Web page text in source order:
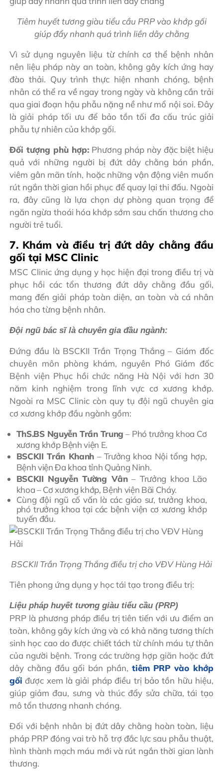
Tiêm huyết tương giàu tiểu cầu PRP vào khớp gối
giúp đẩy nhanh quá trình liền dây chằng
Vì sử dụng nguyên liệu từ chính cơ thể bệnh nhân
nên liệu pháp này an toàn, không gây kích ứng hay
đào thải. Quy trình thực hiện nhanh chóng, bệnh
nhân có thể ra về ngay trong ngày và không cần trải
qua giai đoạn hậu phẫu nặng nề như mổ nội soi. Đây
là giải pháp tối ưu để bảo tồn tối đa cấu trúc giải
phẫu tự nhiên của khớp gối.
Đối tượng phù hợp: Phương pháp này đặc biệt hiệu
quả với những người bị đứt dây chằng bán phần,
viêm gân mãn tính, hoặc những vận động viên muốn
rút ngắn thời gian hồi phục để quay lại thi đấu. Ngoài
ra, đây cũng là lựa chọn dự phòng quan trọng để
ngăn ngừa thoái hóa khớp sớm sau chấn thương cho
người trẻ tuổi.
7. Khám và điều trị đứt dây chằng đầu
gối tại MSC Clinic
MSC Clinic ứng dụng y học hiện đại trong điều trị và
phục hồi các tổn thương đứt dây chằng đầu gối,
mang đến giải pháp toàn diện, an toàn và cá nhân
hóa cho từng bệnh nhân.
Đội ngũ bác sĩ là chuyên gia đầu ngành:
Đứng đầu là BSCKII Trần Trọng Thắng – Giám đốc
chuyên môn phòng khám, nguyên Phó Giám đốc
Bệnh viện Phục hồi chức năng Hà Nội với hơn 30
năm kinh nghiệm trong lĩnh vực cơ xương khớp.
Ngoài ra MSC Clinic còn quy tụ đội ngũ chuyên gia
cơ xương khớp đầu ngành gồm:
ThS.BS Nguyễn Trần Trung – Phó trưởng khoa Cơ
xương khớp Bệnh viện E.
BSCKII Trần Khanh– Trưởng khoa Nội tổng hợp,
Bệnh viện Đa khoa tỉnh Quảng Ninh.
BSCKII Nguyễn Tường Vân– Trưởng khoa Lão
khoa – Cơ xương khớp, Bệnh viện Bãi Cháy.
Cùng đội ngũ cố vấn là các giáo sư, trưởng khoa,
phó trưởng khoa tại các bệnh viện cơ xương khớp
tuyến đầu.
BSCKII Trần Trọng Thắng điều trị cho VĐV Hùng Hải
Tiên phong ứng dụng y học tái tạo trong điều trị:
Liệu pháp huyết tương giàu tiểu cầu (PRP)
PRP là phương pháp điều trị tiên tiến với ưu điểm an
toàn, không gây kích ứng và có khả năng tương thích
sinh học cao do được chiết tách từ chính máu tự thân
của người bệnh. Trong các trường hợp giãn hoặc đứt
dây chằng đầu gối bán phần, tiêm PRP vào khớp
gối được xem là giải pháp điều trị bảo tồn hữu hiệu,
giúp giảm đau, sưng và thúc đẩy sửa chữa, tái tạo
mô tổn thương nhanh chóng.
Đối với bệnh nhân bị đứt dây chằng hoàn toàn, liệu
pháp PRP đóng vai trò hỗ trợ đắc lực sau phẫu thuật,
hình thành mạch máu mới và rút ngắn thời gian lành
thương.